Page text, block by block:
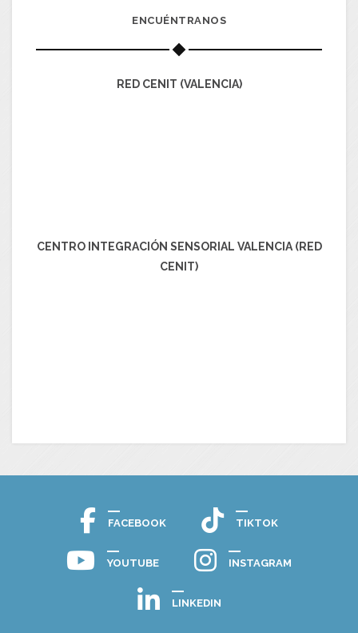
ENCUÉNTRANOS
RED CENIT (VALENCIA)
CENTRO INTEGRACIÓN SENSORIAL VALENCIA (RED
CENIT)
FACEBOOK TIKTOK
YOUTUBE INSTAGRAM
LINKEDIN